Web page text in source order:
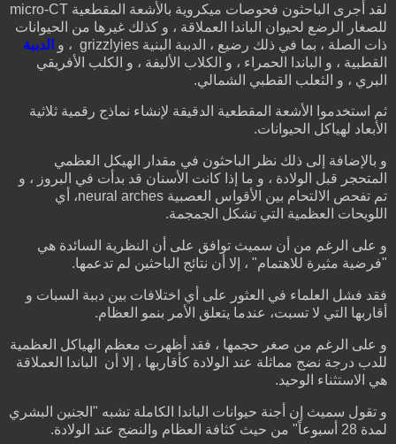
لقد أجرى الباحثون فحوصات ميكروية بالأشعة المقطعية micro-CT
للصغار الرضع لحيوان الباندا العملاقة ، و كذلك غيرها من الحيوانات
ذات الصلة ، بما في ذلك رضيع ، الدببة البنية grizzlyies ، و
الدببة
القطبية ، و الباندا الحمراء ، و الكلاب الأليفة ، و الكلب الأفريقي
البري ، و الثعلب القطبي الشمالي.
ثم استخدموا الأشعة المقطعية الدقيقة لإنشاء نماذج رقمية ثلاثية
الأبعاد لهياكل الحيوانات.
و بالإضافة إلى ذلك نظر الباحثون في مقدار الهيكل العظمي
المتحجر قبل الولادة ، و ما إذا كانت الأسنان قد بدأت في البروز ، و
تم تفحص الالتحام بين الأقواس العصبية neural arches، أي
اللويحات العظمية التي تشكل الجمجمة.
و على الرغم من أن سميث توافق على أن النظرية السائدة هي
"فرضية مثيرة للاهتمام" ، إلا أن نتائج الباحثين لم تدعمها.
فقد فشل العلماء في العثور على أي اختلافات بين دببة السبات و
أقاربها التي لا تسبت، عندما يتعلق الأمر بنمو العظام.
و على الرغم من صغر حجمها ، فقد أظهرت معظم الهياكل العظمية
للدب درجة نضج مماثلة عند الولادة كأقاربها ، إلا أن الباندا العملاقة
هي الاستثناء الوحيد.
و تقول سميث إن أجنة حيوانات الباندا الكاملة تشبه "الجنين البشري
لمدة 28 أسبوعاً" من حيث كثافة العظام والنضج عند الولادة.